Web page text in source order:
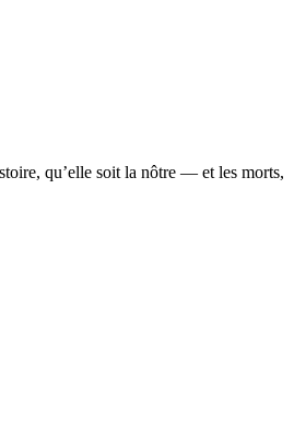
qu’elle soit la nôtre — et les morts,